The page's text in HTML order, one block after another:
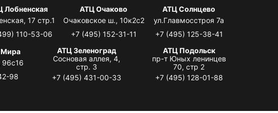
Лобненская
17 стр.1
110-53-06
АТЦ Очаково
Очаковское ш., 10к2с2
+7 (495) 152-31-11
АТЦ Солнцево
ул.Главмосстроя 7а
+7 (495) 125-38-41
Мира
96с16
98
АТЦ Зеленоград
Сосновая аллея, 4,
стр. 3
+7 (495) 431-00-33
АТЦ Подольск
пр-т Юных ленинцев
70, стр 2
+7 (495) 128-01-88